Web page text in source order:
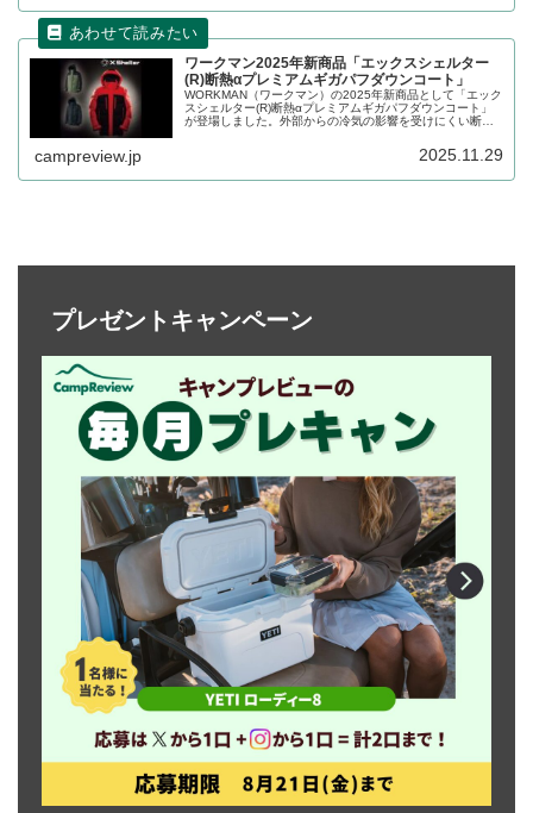
ワークマン2025年新商品「エックスシェルター
(R)断熱αプレミアムギガパフダウンコート」
WORKMAN（ワークマン）の2025年新商品として「エック
スシェルター(R)断熱αプレミアムギガパフダウンコート」
が登場しました。外部からの冷気の影響を受けにくい断熱
ンコートで、冬を極める一着となっています。詳細をレビ
campreview.jp 2025.11.29
プレゼントキャンペーン